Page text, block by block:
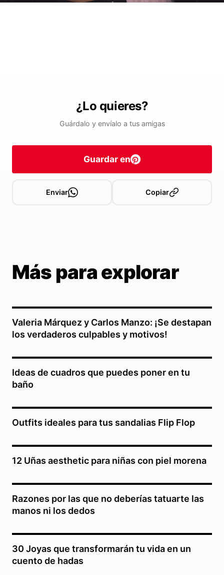
¿Lo quieres?
Guárdalo y envíalo a tus amigas
Guardar en
Enviar Copiar
Más para explorar
Valeria Márquez y Carlos Manzo: ¡Se destapan
los verdaderos culpables y motivos!
Ideas de cuadros que puedes poner en tu
baño
Outfits ideales para tus sandalias Flip Flop
12 Uñas aesthetic para niñas con piel morena
Razones por las que no deberías tatuarte las
manos ni los dedos
30 Joyas que transformarán tu vida en un
cuento de hadas